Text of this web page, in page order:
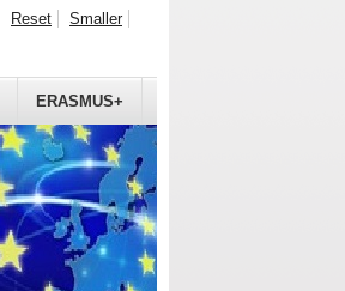
ERASMUS+
Reset Smaller